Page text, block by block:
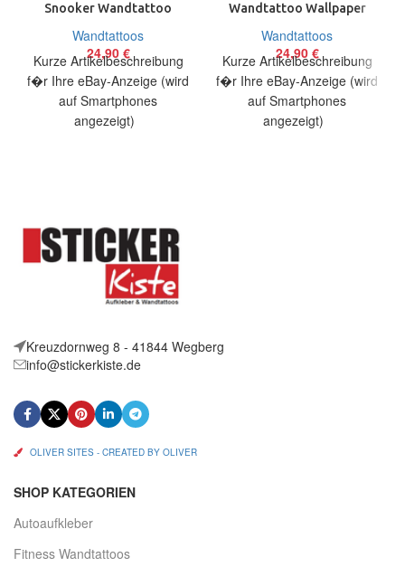
Snooker Wandtattoo
38×100 cm
Wandtattoos
24,90 €
Kurze Artikelbeschreibung
f�r Ihre eBay-Anzeige (wird
auf Smartphones
angezeigt)
Wandtattoo Wallpaper
Dragon Chinese
Wandtattoos
24,90 €
Kurze Artikelbeschreibung
f�r Ihre eBay-Anzeige (wird
auf Smartphones
angezeigt)
Kreuzdornweg 8 - 41844 Wegberg
info@stickerkiste.de
OLIVER SITES - CREATED BY OLIVER
SHOP KATEGORIEN
Autoaufkleber
Fitness Wandtattoos